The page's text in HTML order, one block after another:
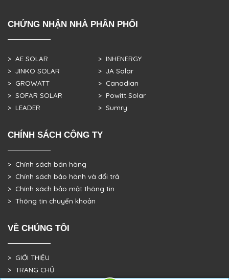
CHỨNG NHẬN NHÀ PHÂN PHỐI
> AE SOLAR
> JINKO SOLAR
> GROWATT
> SOFAR SOLAR
> LEADER
> INHENERGY
> JA Solar
> Canadian
> Powitt Solar
> Sumry
CHÍNH SÁCH CÔNG TY
> Chính sách bán hàng
> Chính sách bảo hành và đổi trả
> Chính sách bảo mật thông tin
> Thông tin chuyển khoản
VỀ CHÚNG TÔI
> GIỚI THIỆU
> TRANG CHỦ